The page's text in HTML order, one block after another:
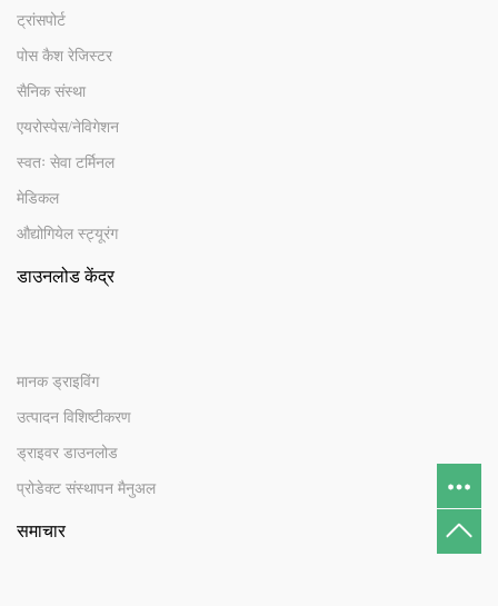
ट्रांसपोर्ट
पोस कैश रेजिस्टर
सैनिक संस्था
एयरोस्पेस/नेविगेशन
स्वतः सेवा टर्मिनल
मेडिकल
औद्योगियेल स्ट्यूरंग
डाउनलोड केंद्र
मानक ड्राइविंग
उत्पादन विशिष्टीकरण
ड्राइवर डाउनलोड
प्रोडेक्ट संस्थापन मैनुअल
समाचार